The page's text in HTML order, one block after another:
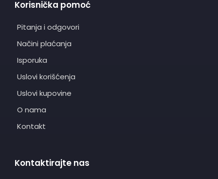
Korisnička pomoć
Pitanja i odgovori
Načini plaćanja
Isporuka
Uslovi korišćenja
Uslovi kupovine
O nama
Kontakt
Kontaktirajte nas